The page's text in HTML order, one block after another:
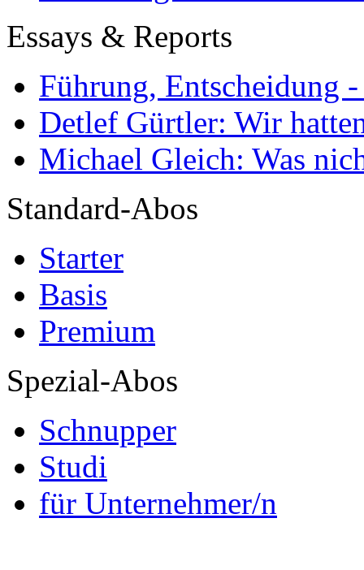
Essays & Reports
Führung, Entscheidung
Detlef Gürtler: Wir
Michael Gleich: Was
Standard-Abos
Starter
Basis
Premium
Spezial-Abos
Schnupper
Studi
für Unternehmer/n